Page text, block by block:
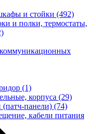
и стойки (492)
и полки, термостаты,
(1)
корпуса (29)
панели) (74)
кабели питания